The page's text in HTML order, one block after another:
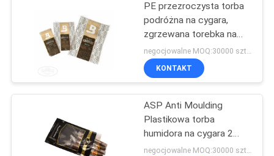
Cygaro Humidor
Torba
19
20
PE przezroczysta torba
podróżna na cygara,
zgrzewana torebka na
cygara
KONTAKT
ASP Anti Moulding
Plastikowa torba
humidora na cygara 2
przegródki